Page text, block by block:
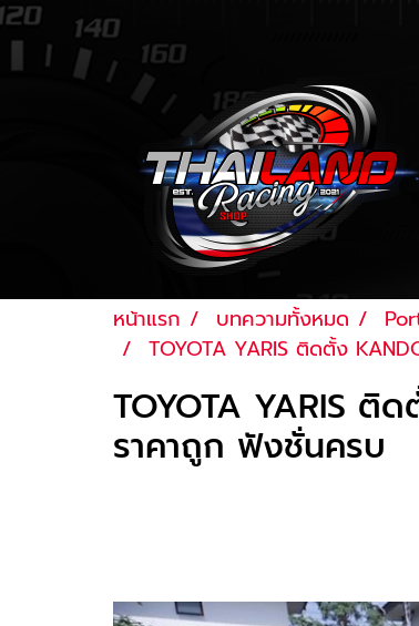
หน้าแรก บทความทั้งหมด
TOYOTA YARIS ติดตั้ง
TOYOTA YARIS ติ
ราคาถูก ฟังชั่นครบ